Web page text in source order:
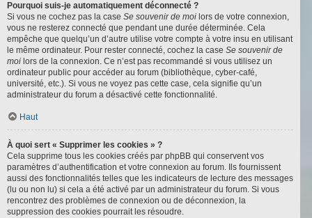
Pourquoi suis-je automatiquement déconnecté ?
Si vous ne cochez pas la case Se souvenir de moi lors de votre connexion,
vous ne resterez connecté que pendant une durée déterminée. Cela
empêche que quelqu’un d’autre utilise votre compte à votre insu en utilisant
le même ordinateur. Pour rester connecté, cochez la case Se souvenir de
moi lors de la connexion. Ce n’est pas recommandé si vous utilisez un
ordinateur public pour accéder au forum (bibliothèque, cyber-café,
université, etc.). Si vous ne voyez pas cette case, cela signifie qu’un
administrateur du forum a désactivé cette fonctionnalité.
Haut
À quoi sert « Supprimer les cookies » ?
Cela supprime tous les cookies créés par phpBB qui conservent vos
paramètres d’authentification et votre connexion au forum. Ils fournissent
aussi des fonctionnalités telles que les indicateurs de lecture des messages
(lu ou non lu) si cela a été activé par un administrateur du forum. Si vous
rencontrez des problèmes de connexion ou de déconnexion, la
suppression des cookies pourrait les résoudre.